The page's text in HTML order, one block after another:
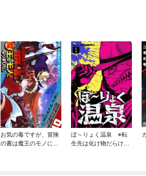
お気の毒ですが、冒険
の書は魔王のモノにな
ぼ～りょく温泉 ※転
生先は化け物だらけの